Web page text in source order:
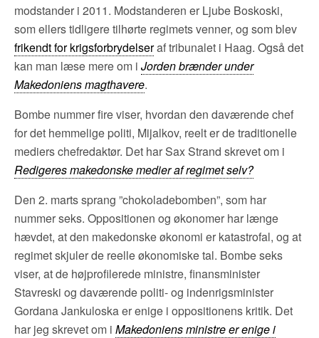
modstander i 2011. Modstanderen er Ljube Boskoski,
som ellers tidligere tilhørte regimets venner, og som blev
frikendt for krigsforbrydelseraf tribunalet i Haag. Også det
kan man læse mere om i Jorden brænder under
Makedoniens magthavere.
Bombe nummer fire viser, hvordan den daværende chef
for det hemmelige politi, Mijalkov, reelt er de traditionelle
mediers chefredaktør. Det har Sax Strand skrevet om i
Redigeres makedonske medier af regimet selv?
Den 2. marts sprang ”chokoladebomben”, som har
nummer seks. Oppositionen og økonomer har længe
hævdet, at den makedonske økonomi er katastrofal, og at
regimet skjuler de reelle økonomiske tal. Bombe seks
viser, at de højprofilerede ministre, finansminister
Stavreski og daværende politi- og indenrigsminister
Gordana Jankuloska er enige i oppositionens kritik. Det
har jeg skrevet om i Makedoniens ministre er enige i